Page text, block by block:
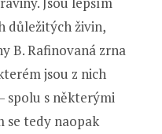
důležitých živin,
B. Rafinovaná zrna
jsou z nich
spolu s některými
se tedy naopak